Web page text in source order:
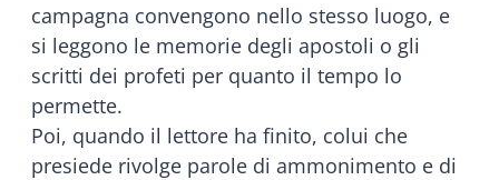
campagna convengono nello stesso luogo, e
si leggono le memorie degli apostoli o gli
scritti dei profeti per quanto il tempo lo
permette.
Poi, quando il lettore ha finito, colui che
presiede rivolge parole di ammonimento e di